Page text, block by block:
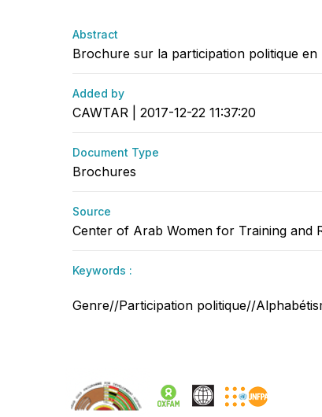
Abstract
Brochure sur la participation politique
Added by
CAWTAR | 2017-12-22 11:37:20
Document Type
Brochures
Source
Center of Arab Women for Training and
Keywords :
Genre//Participation politique//